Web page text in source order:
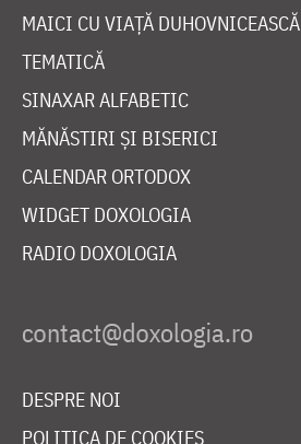
MAICI CU VIAȚĂ DUHOVNICEASCĂ
TEMATICĂ
SINAXAR ALFABETIC
MĂNĂSTIRI ȘI BISERICI
CALENDAR ORTODOX
WIDGET DOXOLOGIA
RADIO DOXOLOGIA
DESPRE NOI
POLITICA DE COOKIES